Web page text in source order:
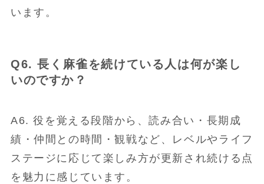
います。
Q6. 長く麻雀を続けている人は何が楽し
いのですか？
A6. 役を覚える段階から、読み合い・長期成
績・仲間との時間・観戦など、レベルやライフ
ステージに応じて楽しみ方が更新され続ける点
を魅力に感じています。